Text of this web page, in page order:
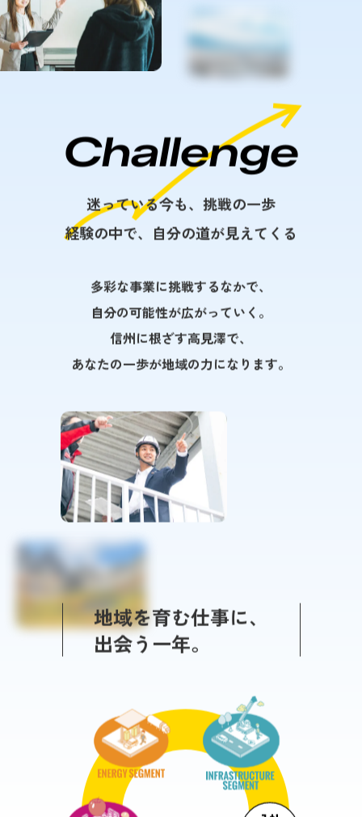
Challenge
迷っている今も、挑戦の一歩
経験の中で、自分の道が見えてくる
多彩な事業に挑戦するなかで、
自分の可能性が広がっていく。
信州に根ざす高見澤で、
あなたの一歩が地域の力になります。
地域を育む仕事に、
出会う一年。